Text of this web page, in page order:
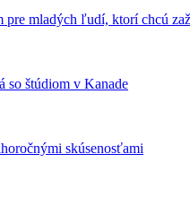
pre mladých ľudí, ktorí chcú
so štúdiom v Kanade
skúsenosťami